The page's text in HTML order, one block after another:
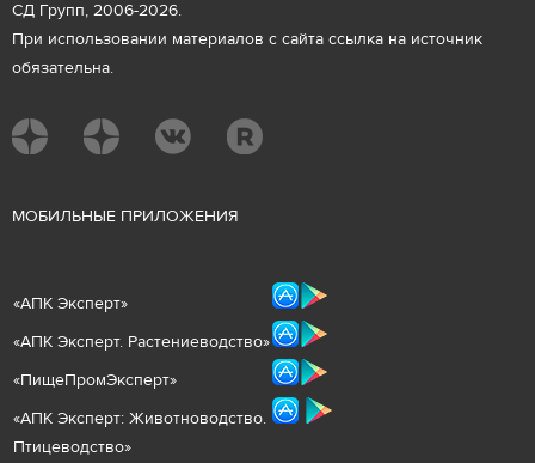
СД Групп, 2006-2026.
При использовании материалов с сайта ссылка на источник
обязательна.
МОБИЛЬНЫЕ ПРИЛОЖЕНИЯ
«АПК Эксперт»
«АПК Эксперт. Растениеводство»
«ПищеПромЭксперт»
«АПК Эксперт: Животноводство.
Птицеводство»